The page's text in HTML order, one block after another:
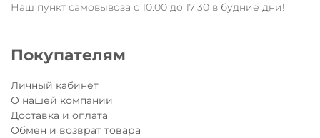
Наш пункт самовывоза с 10:00 до 17:30 в будние дни!
Покупателям
Личный кабинет
О нашей компании
Доставка и оплата
Обмен и возврат товара